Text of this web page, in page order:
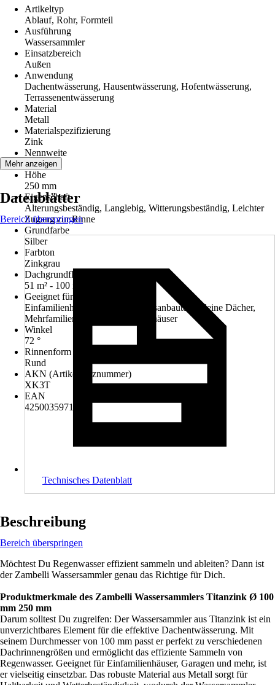
Artikeltyp
Ablauf, Rohr, Formteil
Ausführung
Wassersammler
Einsatzbereich
Außen
Anwendung
Dachentwässerung, Hausentwässerung, Hofentwässerung,
Terrassenentwässerung
Material
Metall
Materialspezifizierung
Zink
Nennweite
100 mm
Höhe
250 mm
Eigenschaft
Alterungsbeständig, Langlebig, Witterungsbeständig, Leichter
Zugang zur Rinne
Grundfarbe
Silber
Farbton
Zinkgrau
Dachgrundfläche bis
51 m² - 100 m²
Geeignet für
Einfamilienhäuser, Garagen, Hausanbauten, Kleine Dächer,
Mehrfamilienhäuser, Wochenendhäuser
Winkel
72 °
Rinnenform
Rund
AKN (Artikelkurznummer)
XK3T
EAN
4250035971073
Mehr anzeigen
Datenblätter
Bereich überspringen
Technisches Datenblatt
Beschreibung
Bereich überspringen
Möchtest Du Regenwasser effizient sammeln und ableiten? Dann ist
der Zambelli Wassersammler genau das Richtige für Dich.
Produktmerkmale des Zambelli Wassersammlers Titanzink Ø 100
mm 250 mm
Darum solltest Du zugreifen: Der Wassersammler aus Titanzink ist ein
unverzichtbares Element für die effektive Dachentwässerung. Mit
seinem Durchmesser von 100 mm passt er perfekt zu verschiedenen
Dachrinnengrößen und ermöglicht das effiziente Sammeln von
Regenwasser. Geeignet für Einfamilienhäuser, Garagen und mehr, ist
er vielseitig einsetzbar. Das robuste Material aus Metall sorgt für